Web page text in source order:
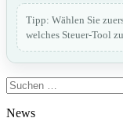
Tipp: Wählen Sie
welches Steuer-Tool
Suchen
nach:
News